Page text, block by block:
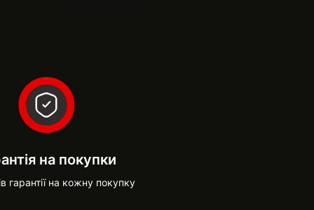
на покупки
гарантії на кожну покупку